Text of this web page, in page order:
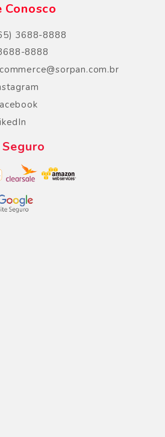
Conosco
3688-8888
8888